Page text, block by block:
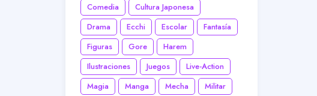
Comedia
Cultura Japonesa
Drama
Ecchi Escolar
Fantasía
Figuras
Gore
Harem
Ilustraciones
Juegos
Live-Action
Magia
Manga Mecha
Militar